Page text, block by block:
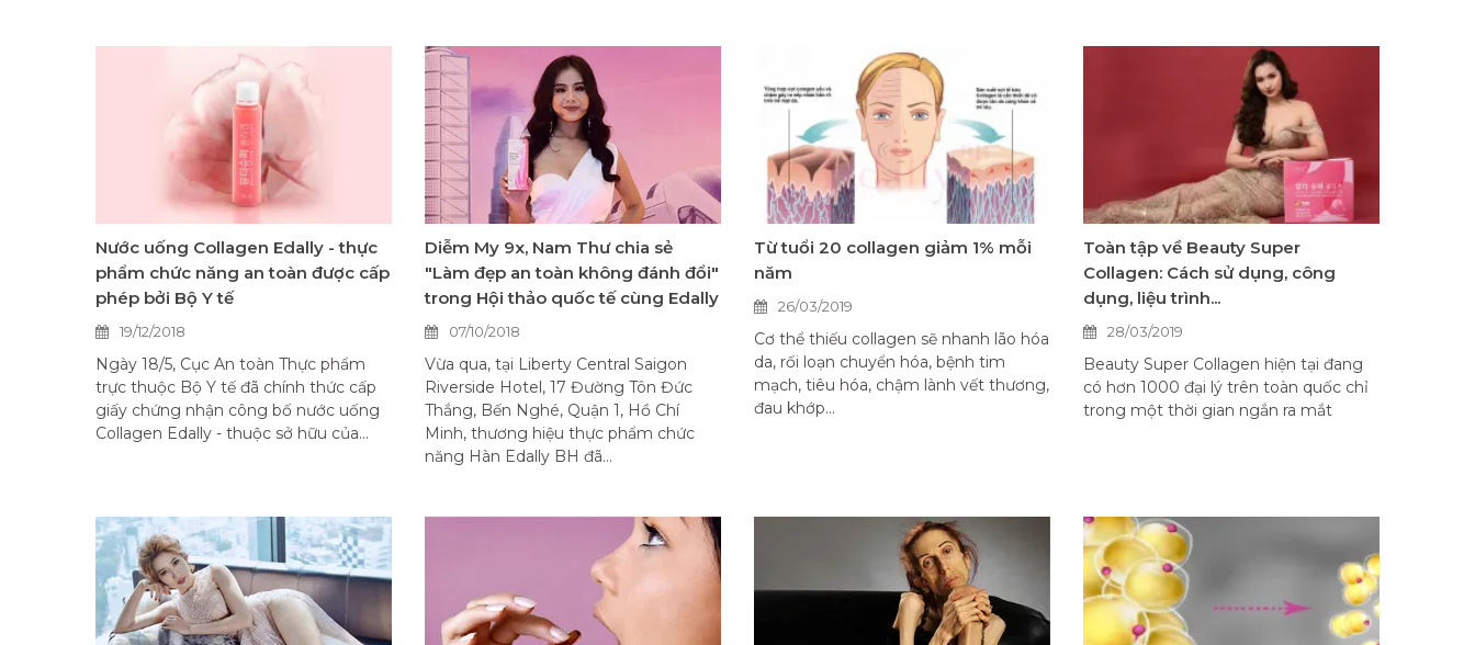
Nước uống Collagen Edally - thực
phẩm chức năng an toàn được cấp
phép bởi Bộ Y tế
19/12/2018
Ngày 18/5, Cục An toàn Thực phẩm
trực thuộc Bộ Y tế đã chính thức cấp
giấy chứng nhận công bố nước uống
Collagen Edally - thuộc sở hữu của...
Diễm My 9x, Nam Thư chia sẻ
"Làm đẹp an toàn không đánh đổi"
trong Hội thảo quốc tế cùng Edally
07/10/2018
Vừa qua, tại Liberty Central Saigon
Riverside Hotel, 17 Đường Tôn Đức
Thắng, Bến Nghé, Quận 1, Hồ Chí
Minh, thương hiệu thực phẩm chức
năng Hàn Edally BH đã...
Từ tuổi 20 collagen giảm 1% mỗi
năm
26/03/2019
Cơ thể thiếu collagen sẽ nhanh lão hóa
da, rối loạn chuyển hóa, bệnh tim
mạch, tiêu hóa, chậm lành vết thương,
đau khớp...
Toàn tập về Beauty Super
Collagen: Cách sử dụng, công
dụng, liệu trình...
28/03/2019
Beauty Super Collagen hiện tại đang
có hơn 1000 đại lý trên toàn quốc chỉ
trong một thời gian ngắn ra mắt